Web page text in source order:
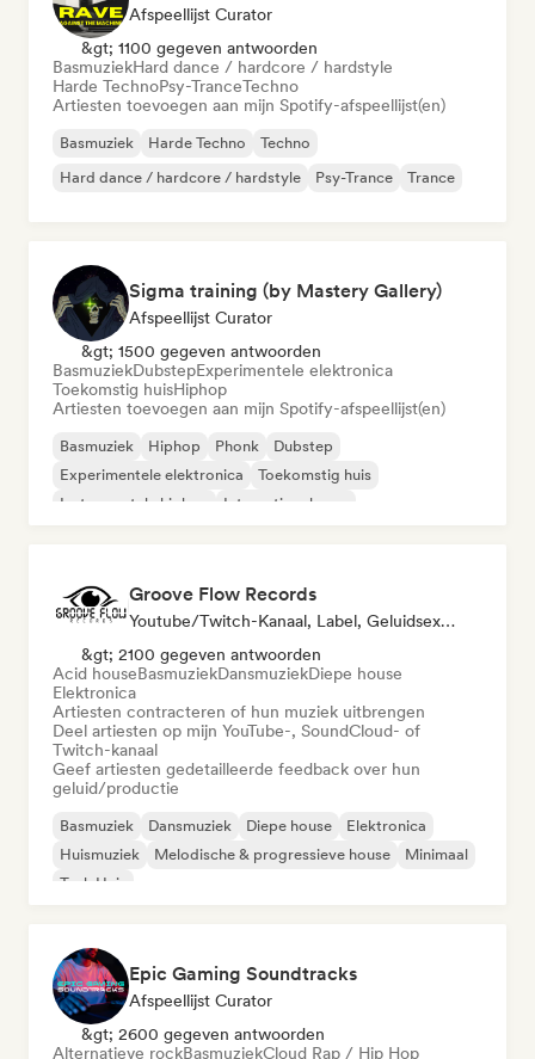
Afspeellijst Curator
&gt; 1100 gegeven antwoorden
BasmuziekHard dance / hardcore / hardstyle
Harde TechnoPsy-TranceTechno
Artiesten toevoegen aan mijn Spotify-afspeellijst(en)
Basmuziek Harde Techno
Techno
Hard dance / hardcore / hardstyle
Psy-Trance Trance
Sigma training (by Mastery Gallery)
Afspeellijst Curator
&gt; 1500 gegeven antwoorden
BasmuziekDubstepExperimentele elektronica
Toekomstig huisHiphop
Artiesten toevoegen aan mijn Spotify-afspeellijst(en)
Basmuziek Hiphop Phonk
Dubstep
Experimentele elektronica
Toekomstig huis
Instrumentale hiphop
Internationale rap
Groove Flow Records
Youtube/Twitch-Kanaal, Label, Geluidsexpert
&gt; 2100 gegeven antwoorden
Acid houseBasmuziekDansmuziekDiepe house
Elektronica
Artiesten contracteren of hun muziek uitbrengen
Deel artiesten op mijn YouTube-, SoundCloud- of
Twitch-kanaal
Geef artiesten gedetailleerde feedback over hun
geluid/productie
Basmuziek Dansmuziek Diepe house
Elektronica
Huismuziek
Melodische & progressieve house
Minimaal
Tech Huis
Epic Gaming Soundtracks
Afspeellijst Curator
&gt; 2600 gegeven antwoorden
Alternatieve rockBasmuziekCloud Rap / Hip Hop